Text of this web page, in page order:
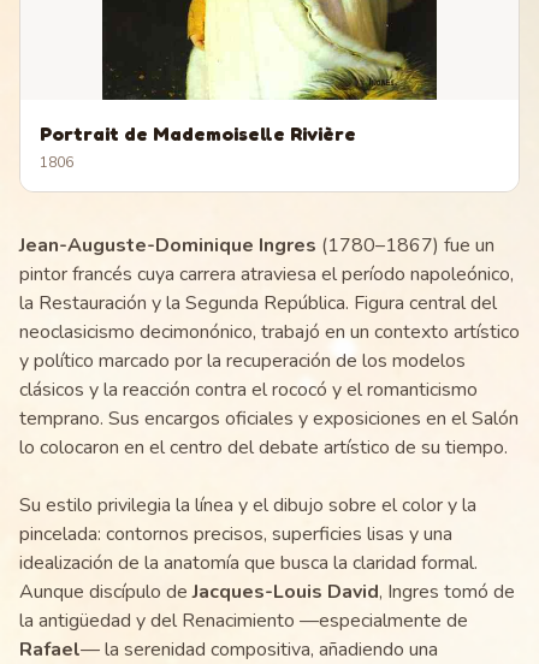
Portrait de Mademoiselle Rivière
1806
Jean-Auguste-Dominique Ingres (1780–1867) fue un
pintor francés cuya carrera atraviesa el período napoleónico,
la Restauración y la Segunda República. Figura central del
neoclasicismo decimonónico, trabajó en un contexto artístico
y político marcado por la recuperación de los modelos
clásicos y la reacción contra el rococó y el romanticismo
temprano. Sus encargos oficiales y exposiciones en el Salón
lo colocaron en el centro del debate artístico de su tiempo.
Su estilo privilegia la línea y el dibujo sobre el color y la
pincelada: contornos precisos, superficies lisas y una
idealización de la anatomía que busca la claridad formal.
Aunque discípulo deJacques-Louis David, Ingres tomó de
la antigüedad y del Renacimiento —especialmente de
Rafael— la serenidad compositiva, añadiendo una